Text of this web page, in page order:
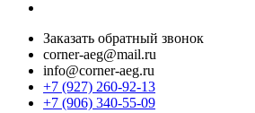
Заказать обратный звонок
corner-aeg@mail.ru
info@corner-aeg.ru
+7 (927) 260-92-13
+7 (906) 340-55-09